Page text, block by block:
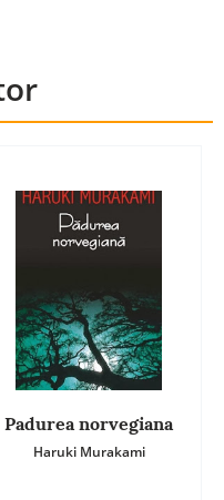
Padurea norvegiana
Haruki Murakami